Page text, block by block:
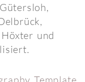
und